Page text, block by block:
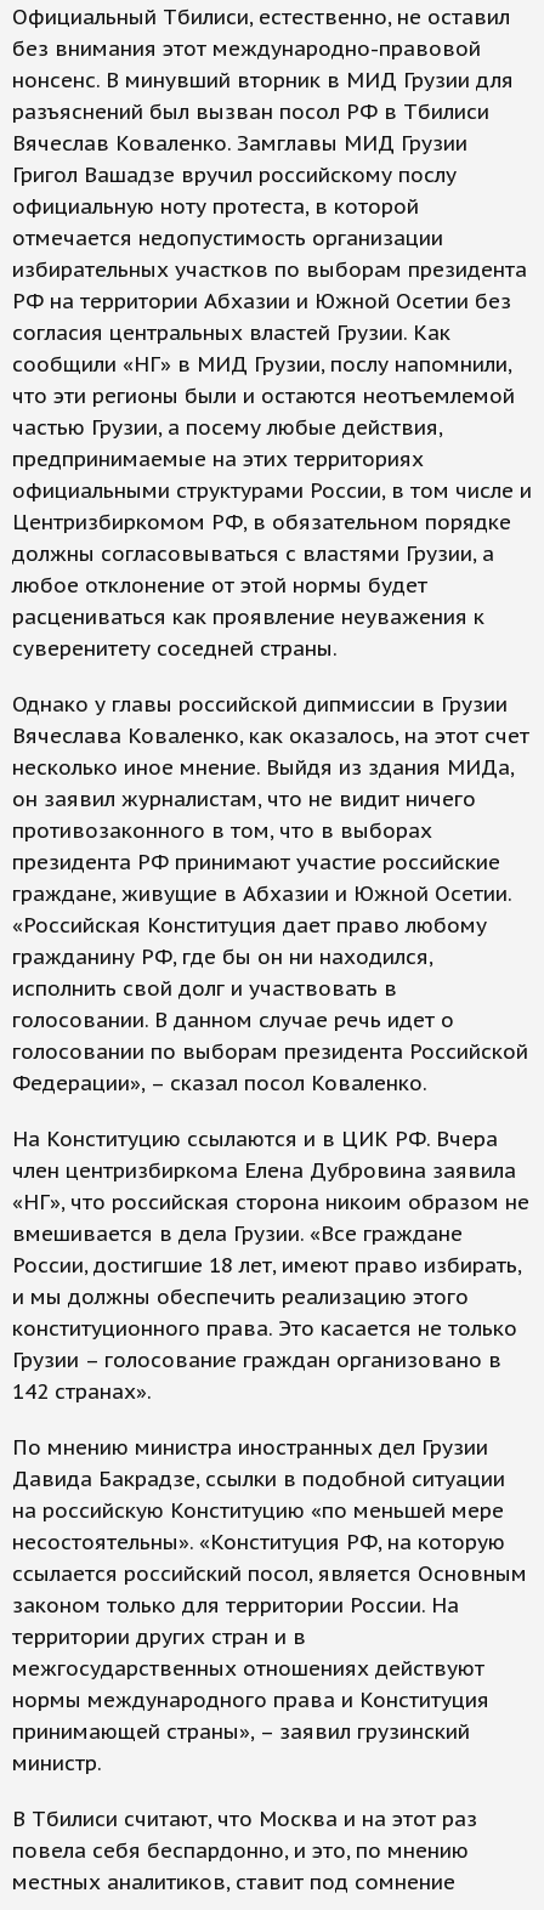
Официальный Тбилиси, естественно, не оставил
без внимания этот международно-правовой
нонсенс. В минувший вторник в МИД Грузии для
разъяснений был вызван посол РФ в Тбилиси
Вячеслав Коваленко. Замглавы МИД Грузии
Григол Вашадзе вручил российскому послу
официальную ноту протеста, в которой
отмечается недопустимость организации
избирательных участков по выборам президента
РФ на территории Абхазии и Южной Осетии без
согласия центральных властей Грузии. Как
сообщили «НГ» в МИД Грузии, послу напомнили,
что эти регионы были и остаются неотъемлемой
частью Грузии, а посему любые действия,
предпринимаемые на этих территориях
официальными структурами России, в том числе и
Центризбиркомом РФ, в обязательном порядке
должны согласовываться с властями Грузии, а
любое отклонение от этой нормы будет
расцениваться как проявление неуважения к
суверенитету соседней страны.
Однако у главы российской дипмиссии в Грузии
Вячеслава Коваленко, как оказалось, на этот счет
несколько иное мнение. Выйдя из здания МИДа,
он заявил журналистам, что не видит ничего
противозаконного в том, что в выборах
президента РФ принимают участие российские
граждане, живущие в Абхазии и Южной Осетии.
«Российская Конституция дает право любому
гражданину РФ, где бы он ни находился,
исполнить свой долг и участвовать в
голосовании. В данном случае речь идет о
голосовании по выборам президента Российской
Федерации», – сказал посол Коваленко.
На Конституцию ссылаются и в ЦИК РФ. Вчера
член центризбиркома Елена Дубровина заявила
«НГ», что российская сторона никоим образом не
вмешивается в дела Грузии. «Все граждане
России, достигшие 18 лет, имеют право избирать,
и мы должны обеспечить реализацию этого
конституционного права. Это касается не только
Грузии – голосование граждан организовано в
142 странах».
По мнению министра иностранных дел Грузии
Давида Бакрадзе, ссылки в подобной ситуации
на российскую Конституцию «по меньшей мере
несостоятельны». «Конституция РФ, на которую
ссылается российский посол, является Основным
законом только для территории России. На
территории других стран и в
межгосударственных отношениях действуют
нормы международного права и Конституция
принимающей страны», – заявил грузинский
министр.
В Тбилиси считают, что Москва и на этот раз
повела себя беспардонно, и это, по мнению
местных аналитиков, ставит под сомнение